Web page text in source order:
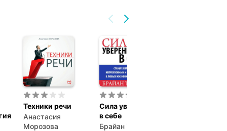
Техники речи
Анастасия
Морозова
Сила уверенности
в себе
Брайан Трейси